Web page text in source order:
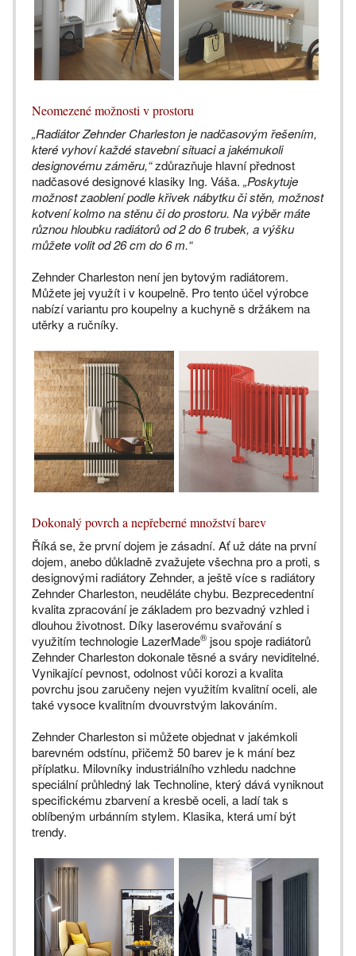
Neomezené možnosti v prostoru
„Radiátor Zehnder Charleston je nadčasovým řešením,
které vyhoví každé stavební situaci a jakémukoli
designovému záměru,“zdůrazňuje hlavní přednost
nadčasové designové klasiky Ing. Váša. „Poskytuje
možnost zaoblení podle křivek nábytku či stěn, možnost
kotvení kolmo na stěnu či do prostoru. Na výběr máte
různou hloubku radiátorů od 2 do 6 trubek, a výšku
můžete volit od 26 cm do 6 m.“
Zehnder Charleston není jen bytovým radiátorem.
Můžete jej využít i v koupelně. Pro tento účel výrobce
nabízí variantu pro koupelny a kuchyně s držákem na
utěrky a ručníky.
Dokonalý povrch a nepřeberné množství barev
Říká se, že první dojem je zásadní. Ať už dáte na první
dojem, anebo důkladně zvažujete všechna pro a proti, s
designovými radiátory Zehnder, a ještě více s radiátory
Zehnder Charleston, neuděláte chybu. Bezprecedentní
kvalita zpracování je základem pro bezvadný vzhled i
dlouhou životnost. Díky laserovému svařování s
využitím technologie LazerMade® jsou spoje radiátorů
Zehnder Charleston dokonale těsné a sváry neviditelné.
Vynikající pevnost, odolnost vůči korozi a kvalita
povrchu jsou zaručeny nejen využitím kvalitní oceli, ale
také vysoce kvalitním dvouvrstvým lakováním.
Zehnder Charleston si můžete objednat v jakémkoli
barevném odstínu, přičemž 50 barev je k mání bez
příplatku. Milovníky industriálního vzhledu nadchne
speciální průhledný lak Technoline, který dává vyniknout
specifickému zbarvení a kresbě oceli, a ladí tak s
oblíbeným urbánním stylem. Klasika, která umí být
trendy.